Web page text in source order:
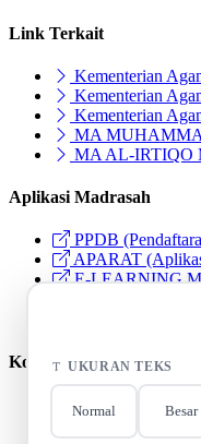
Link Terkait
Kementerian
Kementerian
Kementerian
MA
MA AL-IRTIQO
Aplikasi Madrasah
PPDB
APARAT
E-LEARNING
PRESTO
Kontak Kami
Jalan Raya
UKURAN TEKS
Normal Besar